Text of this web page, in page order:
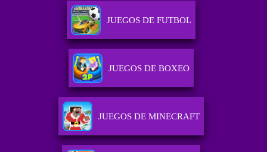
JUEGOS DE FUTBOL
JUEGOS DE BOXEO
JUEGOS DE MINECRAFT